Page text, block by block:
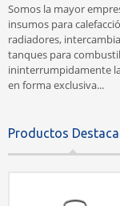
Somos la mayor
insumos para
radiadores,
tanques para
ininterrumpidamente
en forma exclusiva...
Productos